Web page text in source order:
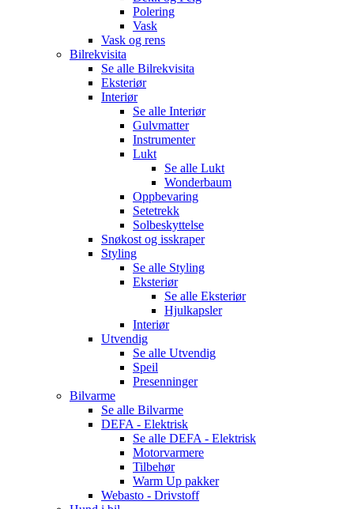
Polering
Vask
Vask og rens
Bilrekvisita
Se alle Bilrekvisita
Eksteriør
Interiør
Se alle Interiør
Gulvmatter
Instrumenter
Lukt
Se alle Lukt
Wonderbaum
Oppbevaring
Setetrekk
Solbeskyttelse
Snøkost og isskraper
Styling
Se alle Styling
Eksteriør
Se alle Eksteriør
Hjulkapsler
Interiør
Utvendig
Se alle Utvendig
Speil
Presenninger
Bilvarme
Se alle Bilvarme
DEFA - Elektrisk
Se alle DEFA - Elektrisk
Motorvarmere
Tilbehør
Warm Up pakker
Webasto - Drivstoff